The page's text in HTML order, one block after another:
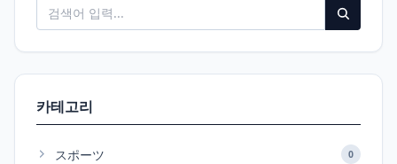
카테고리
スポーツ 0